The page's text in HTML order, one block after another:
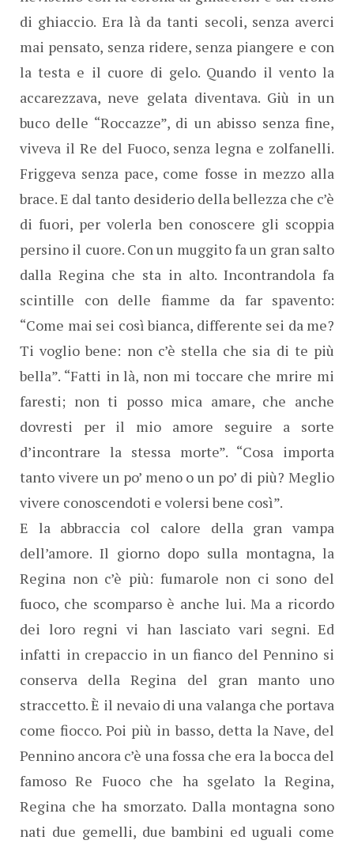
di ghiaccio. Era là da tanti secoli, senza averci
mai pensato, senza ridere, senza piangere e con
la testa e il cuore di gelo. Quando il vento la
accarezzava, neve gelata diventava. Giù in un
buco delle “Roccazze”, di un abisso senza fine,
viveva il Re del Fuoco, senza legna e zolfanelli.
Friggeva senza pace, come fosse in mezzo alla
brace. E dal tanto desiderio della bellezza che c’è
di fuori, per volerla ben conoscere gli scoppia
persino il cuore. Con un muggito fa un gran salto
dalla Regina che sta in alto. Incontrandola fa
scintille con delle fiamme da far spavento:
“Come mai sei così bianca, differente sei da me?
Ti voglio bene: non c’è stella che sia di te più
bella”. “Fatti in là, non mi toccare che mrire mi
faresti; non ti posso mica amare, che anche
dovresti per il mio amore seguire a sorte
d’incontrare la stessa morte”. “Cosa importa
tanto vivere un po’ meno o un po’ di più? Meglio
vivere conoscendoti e volersi bene così”.
E la abbraccia col calore della gran vampa
dell’amore. Il giorno dopo sulla montagna, la
Regina non c’è più: fumarole non ci sono del
fuoco, che scomparso è anche lui. Ma a ricordo
dei loro regni vi han lasciato vari segni. Ed
infatti in crepaccio in un fianco del Pennino si
conserva della Regina del gran manto uno
straccetto. È il nevaio di una valanga che portava
come fiocco. Poi più in basso, detta la Nave, del
Pennino ancora c’è una fossa che era la bocca del
famoso Re Fuoco che ha sgelato la Regina,
Regina che ha smorzato. Dalla montagna sono
nati due gemelli, due bambini ed uguali come